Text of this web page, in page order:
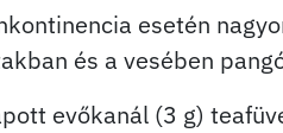
esetén
és a vesében
evőkanál (3 g)